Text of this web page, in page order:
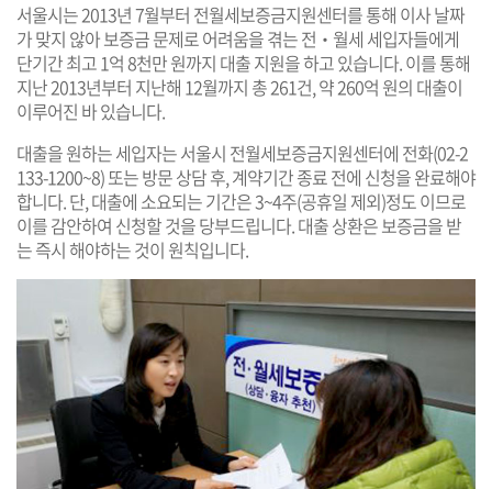
서울시는 2013년 7월부터 전월세보증금지원센터를 통해 이사 날짜
가 맞지 않아 보증금 문제로 어려움을 겪는 전‧월세 세입자들에게
단기간 최고 1억 8천만 원까지 대출 지원을 하고 있습니다. 이를 통해
지난 2013년부터 지난해 12월까지 총 261건, 약 260억 원의 대출이
이루어진 바 있습니다.
대출을 원하는 세입자는 서울시 전월세보증금지원센터에 전화(02-2
133-1200~8) 또는 방문 상담 후, 계약기간 종료 전에 신청을 완료해야
합니다. 단, 대출에 소요되는 기간은 3~4주(공휴일 제외)정도 이므로
이를 감안하여 신청할 것을 당부드립니다. 대출 상환은 보증금을 받
는 즉시 해야하는 것이 원칙입니다.